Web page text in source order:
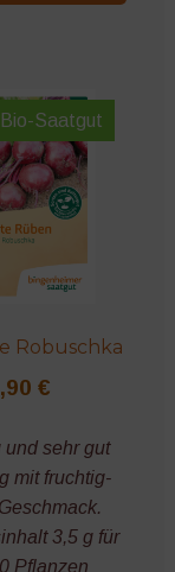
Bio-Saatgut
Robuschka
€
und sehr gut
mit fruchtig-
3,5 g für
Pflanzen